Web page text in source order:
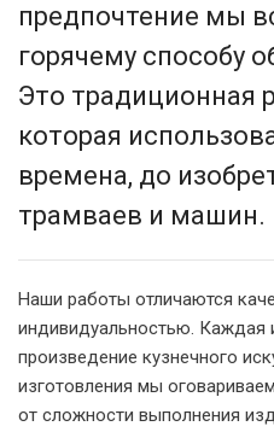
предпочтение мы
горячему способу
Это традиционная
которая
времена, до
трамваев и машин.
Наши работы отличаются
индивидуальностью. Каждая
произведение кузнечного
изготовления мы
от сложности выполнения